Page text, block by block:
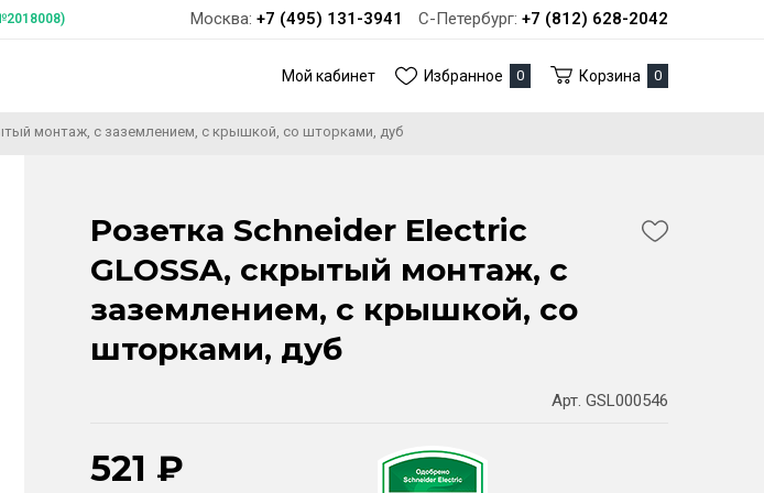
Москва: +7 (495) 131-3941 С-Петербург: +7 (812) 628-2042
Мой кабинет Избранное 0 Корзина 0
монтаж, с заземлением, с крышкой, со шторками, дуб
Розетка Schneider Electric
GLOSSA, скрытый монтаж, с
заземлением, с крышкой, со
шторками, дуб
Арт. GSL000546
521 ₽